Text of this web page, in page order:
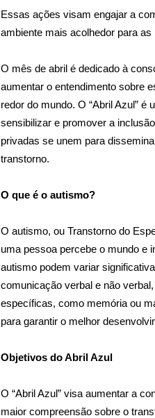
Essas ações visam engajar a
ambiente mais acolhedor para
O mês de abril é dedicado à
aumentar o entendimento sobre
redor do mundo. O “Abril Azul”
sensibilizar e promover a
privadas se unem para
transtorno.
O que é o autismo?
O autismo, ou Transtorno do
uma pessoa percebe o mundo e
autismo podem variar
comunicação verbal e não
específicas, como memória ou
para garantir o melhor
Objetivos do Abril Azul
O “Abril Azul” visa aumentar a
maior compreensão sobre o